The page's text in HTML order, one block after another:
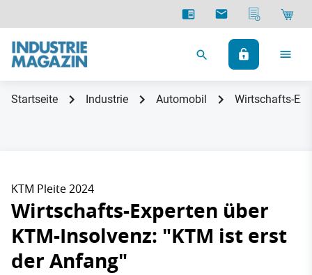
Startseite Industrie Automobil Wirtschafts-
KTM Pleite 2024
Wirtschafts-Experten über
KTM-Insolvenz: "KTM ist erst
der Anfang"